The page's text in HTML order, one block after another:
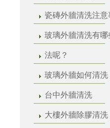
瓷磚外牆清洗注意
玻璃外牆清洗有哪
法呢？
玻璃外牆如何清洗
台中外牆清洗
大樓外牆除膠清洗